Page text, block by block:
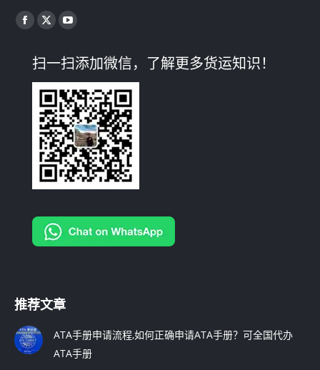
找到我们：
Facebook
opens
in
new
window
X
opens
in
new
window
YouTube
opens
in
new
window
扫一扫添加微信，了解更多货运知识！
推荐文章
ATA手册申请流程,如何正确申请ATA手册？可全国代办
ATA手册